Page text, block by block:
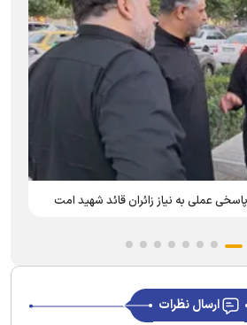
عملی به نیاز زائران قائد شهید امت
ارسال نظرات